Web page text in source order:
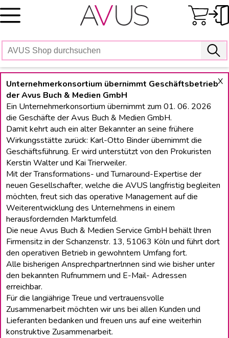
Skip
to
X
Unternehmerkonsortium übernimmt Geschäftsbetrieb
der Avus Buch & Medien GmbH
Ein Unternehmerkonsortium übernimmt zum 01. 06. 2026
die Geschäfte der Avus Buch & Medien GmbH.
Damit kehrt auch ein alter Bekannter an seine frühere
Wirkungsstätte zurück: Karl-Otto Binder übernimmt die
Geschäftsführung. Er wird unterstützt von den Prokuristen
Kerstin Walter und Kai Trierweiler.
Mit der Transformations- und Turnaround-Expertise der
neuen Gesellschafter, welche die AVUS langfristig begleiten
möchten, freut sich das operative Management auf die
Weiterentwicklung des Unternehmens in einem
herausfordernden Marktumfeld.
Die neue Avus Buch & Medien Service GmbH behält lhren
Firmensitz in der Schanzenstr. 13, 51063 Köln und führt dort
den operativen Betrieb in gewohntem Umfang fort.
Alle bisherigen Ansprechpartnerlnnen sind wie bisher unter
den bekannten Rufnummern und E-Mail- Adressen
erreichbar.
Für die langiährige Treue und vertrauensvolle
Zusammenarbeit möchten wir uns bei allen Kunden und
Lieferanten bedanken und freuen uns auf eine weiterhin
konstruktive Zusammenarbeit.